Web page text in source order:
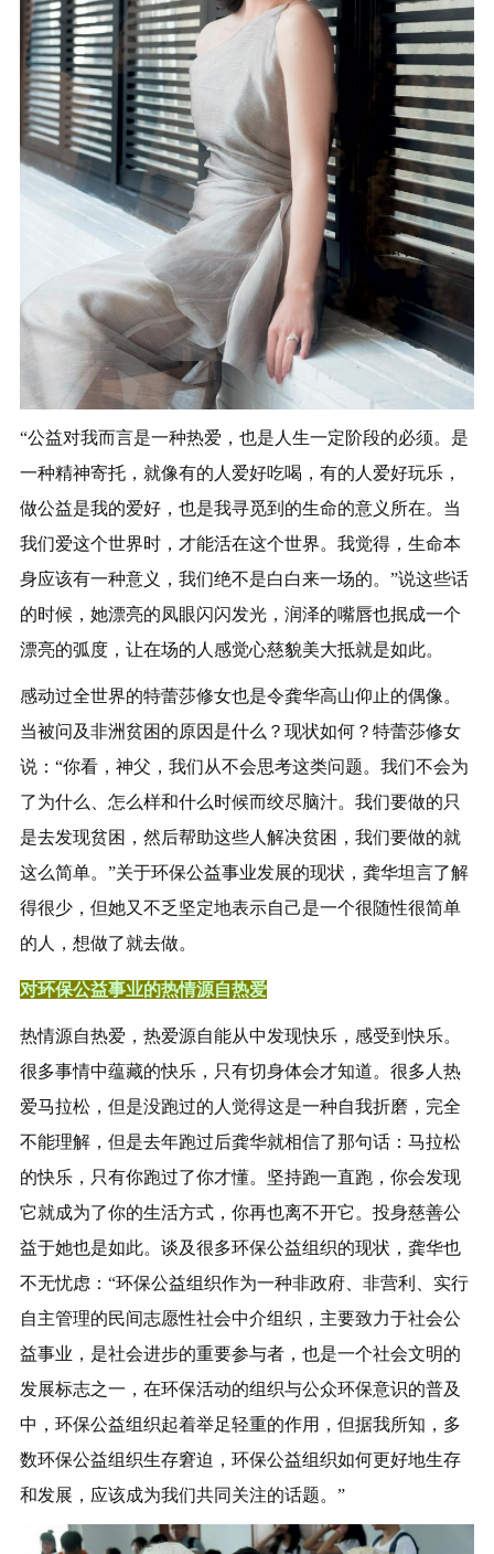
“公益对我而言是一种热爱，也是人生一定阶段的必须。是
一种精神寄托，就像有的人爱好吃喝，有的人爱好玩乐，
做公益是我的爱好，也是我寻觅到的生命的意义所在。当
我们爱这个世界时，才能活在这个世界。我觉得，生命本
身应该有一种意义，我们绝不是白白来一场的。”说这些话
的时候，她漂亮的凤眼闪闪发光，润泽的嘴唇也抿成一个
漂亮的弧度，让在场的人感觉心慈貌美大抵就是如此。
感动过全世界的特蕾莎修女也是令龚华高山仰止的偶像。
当被问及非洲贫困的原因是什么？现状如何？特蕾莎修女
说：“你看，神父，我们从不会思考这类问题。我们不会为
了为什么、怎么样和什么时候而绞尽脑汁。我们要做的只
是去发现贫困，然后帮助这些人解决贫困，我们要做的就
这么简单。”关于环保公益事业发展的现状，龚华坦言了解
得很少，但她又不乏坚定地表示自己是一个很随性很简单
的人，想做了就去做。
对环保公益事业的热情源自热爱
热情源自热爱，热爱源自能从中发现快乐，感受到快乐。
很多事情中蕴藏的快乐，只有切身体会才知道。很多人热
爱马拉松，但是没跑过的人觉得这是一种自我折磨，完全
不能理解，但是去年跑过后龚华就相信了那句话：马拉松
的快乐，只有你跑过了你才懂。坚持跑一直跑，你会发现
它就成为了你的生活方式，你再也离不开它。投身慈善公
益于她也是如此。谈及很多环保公益组织的现状，龚华也
不无忧虑：“环保公益组织作为一种非政府、非营利、实行
自主管理的民间志愿性社会中介组织，主要致力于社会公
益事业，是社会进步的重要参与者，也是一个社会文明的
发展标志之一，在环保活动的组织与公众环保意识的普及
中，环保公益组织起着举足轻重的作用，但据我所知，多
数环保公益组织生存窘迫，环保公益组织如何更好地生存
和发展，应该成为我们共同关注的话题。”